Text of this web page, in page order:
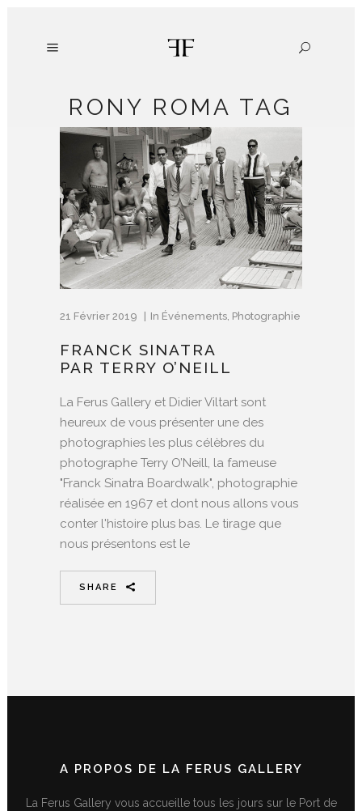
RONY ROMA TAG
21 Février 2019 In Événements Photographie
FRANCK SINATRA
PAR TERRY O’NEILL
La Ferus Gallery et Didier Viltart sont
heureux de vous présenter une des
photographies les plus célèbres du
photographe Terry O’Neill, la fameuse
"Franck Sinatra Boardwalk", photographie
réalisée en 1967 et dont nous allons vous
conter l'histoire plus bas. Le tirage que
nous présentons est le
SHARE
A PROPOS DE LA FERUS GALLERY
La Ferus Gallery vous accueille tous les jours sur le Port de